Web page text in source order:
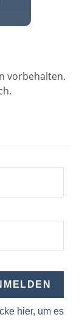
vorbehalten.
hier, um es